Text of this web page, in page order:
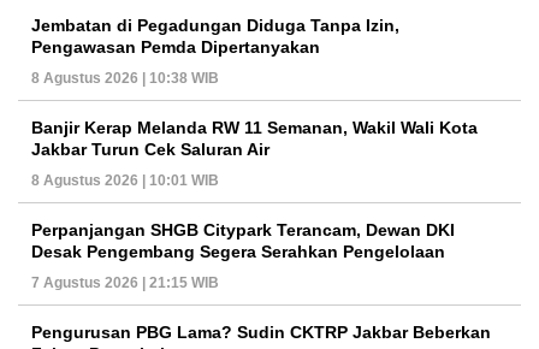
Jembatan di Pegadungan Diduga Tanpa Izin,
Pengawasan Pemda Dipertanyakan
8 Agustus 2026 | 10:38 WIB
Banjir Kerap Melanda RW 11 Semanan, Wakil Wali Kota
Jakbar Turun Cek Saluran Air
8 Agustus 2026 | 10:01 WIB
Perpanjangan SHGB Citypark Terancam, Dewan DKI
Desak Pengembang Segera Serahkan Pengelolaan
7 Agustus 2026 | 21:15 WIB
Pengurusan PBG Lama? Sudin CKTRP Jakbar Beberkan